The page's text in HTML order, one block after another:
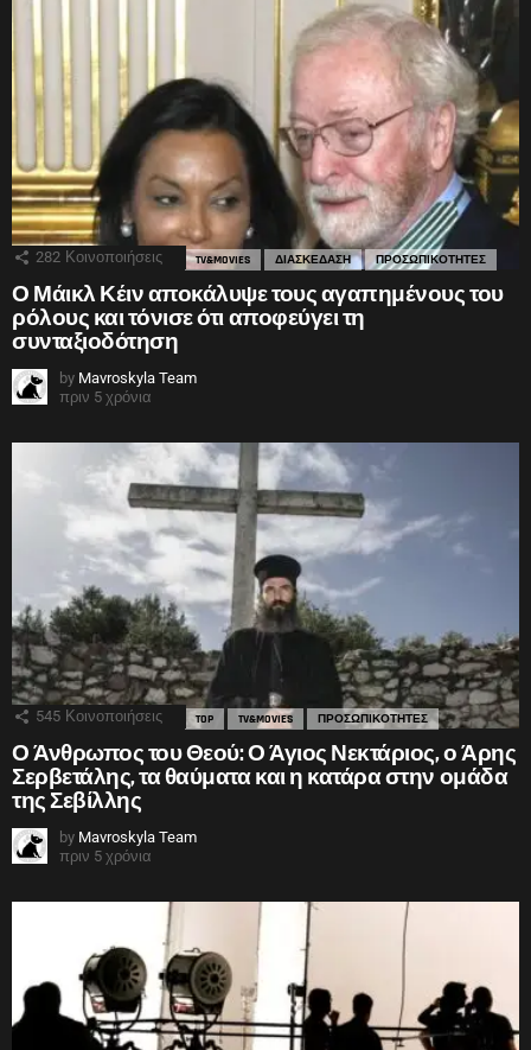
282 Κοινοποιήσεις TV&MOVIES ΔΙΑΣΚΕΔΑΣΗ ΠΡΟΣΩΠΙΚΟΤΗΤΕΣ
Ο Μάικλ Κέιν αποκάλυψε τους αγαπημένους του
ρόλους και τόνισε ότι αποφεύγει τη
συνταξιοδότηση
by Mavroskyla Team
πριν 5 χρόνια
545 Κοινοποιήσεις TOP TV&MOVIES ΠΡΟΣΩΠΙΚΟΤΗΤΕΣ
Ο Άνθρωπος του Θεού: Ο Άγιος Νεκτάριος, ο Άρης
Σερβετάλης, τα θαύματα και η κατάρα στην ομάδα
της Σεβίλλης
by Mavroskyla Team
πριν 5 χρόνια